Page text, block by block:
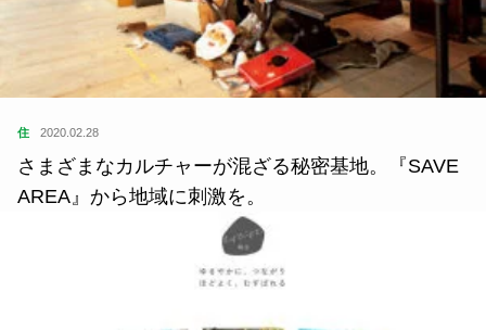
住 2020.02.28
さまざまなカルチャーが混ざる秘密基地。『SAVE
AREA』から地域に刺激を。